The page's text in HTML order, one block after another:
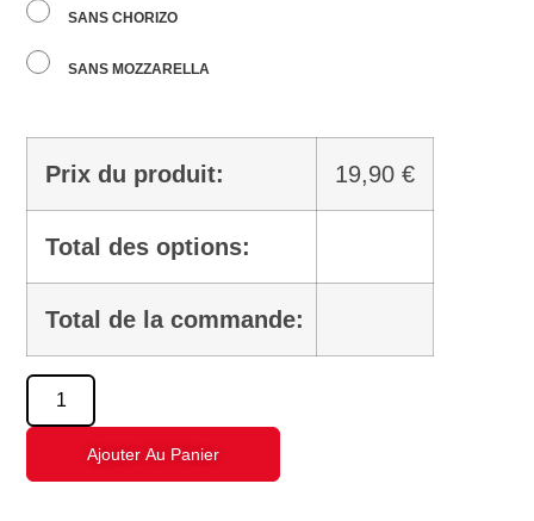
SANS CHORIZO
SANS MOZZARELLA
Prix du produit: 19,90€
Total des options:
Total de la commande:
Ajouter Au Panier